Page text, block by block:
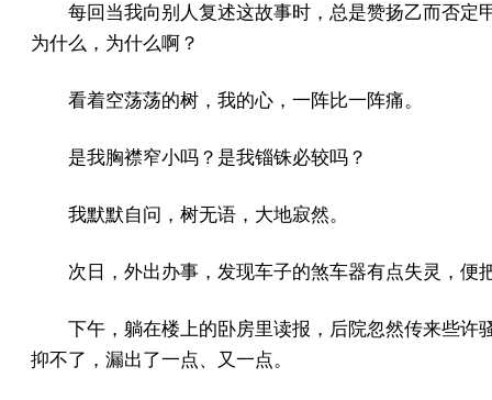
每回当我向别人复述这故事时，总是赞扬乙而否定
为什么，为什么啊？
看着空荡荡的树，我的心，一阵比一阵痛。
是我胸襟窄小吗？是我锱铢必较吗？
我默默自问，树无语，大地寂然。
次日，外出办事，发现车子的煞车器有点失灵，便
下午，躺在楼上的卧房里读报，后院忽然传来些许
抑不了，漏出了一点、又一点。